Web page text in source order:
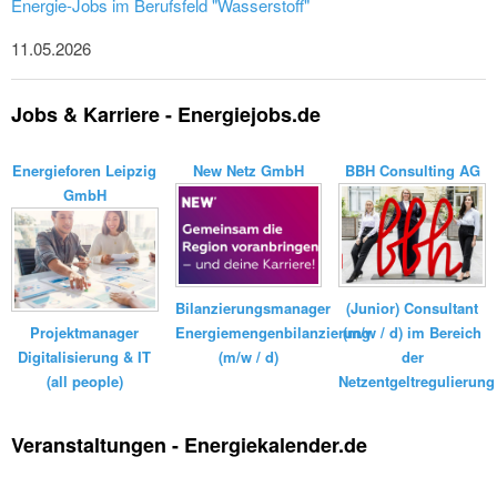
Energie-Jobs im Berufsfeld "Wasserstoff"
11.05.2026
Jobs & Karriere - Energiejobs.de
Energieforen Leipzig
GmbH
Projektmanager
Digitalisierung & IT
(all people)
New Netz GmbH
Bilanzierungsmanager
Energiemengenbilanzierung
(m/w / d)
BBH Consulting AG
(Junior) Consultant
(m/w / d) im Bereich
der
Netzentgeltregulierung
Veranstaltungen - Energiekalender.de